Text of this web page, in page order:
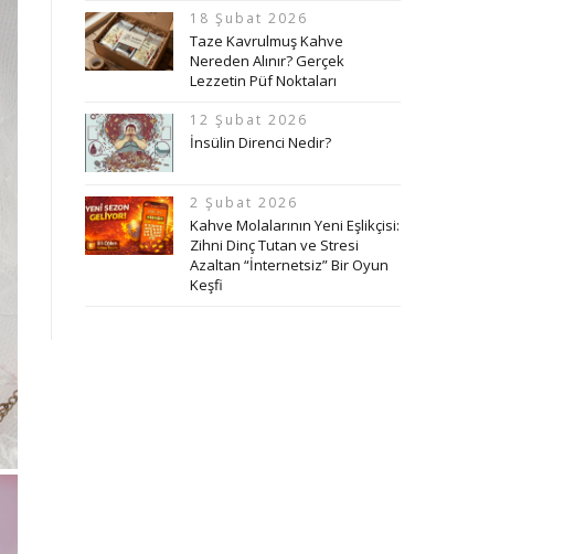
18 Şubat 2026
Taze Kavrulmuş Kahve
Nereden Alınır? Gerçek
Lezzetin Püf Noktaları
12 Şubat 2026
İnsülin Direnci Nedir?
2 Şubat 2026
Kahve Molalarının Yeni Eşlikçisi:
Zihni Dinç Tutan ve Stresi
Azaltan “İnternetsiz” Bir Oyun
Keşfi